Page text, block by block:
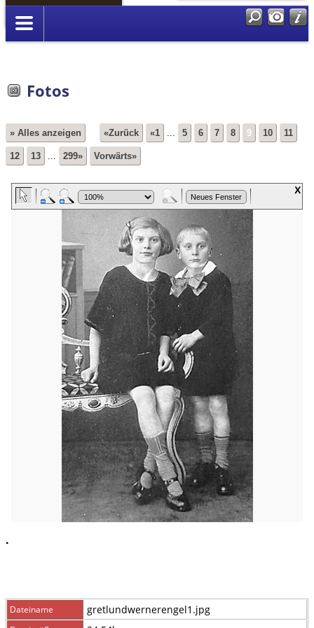
Anmelden
Fotos
» Alles anzeigen «Zurück «1 ... 5 6 7 8 9 10 11
12 13 ... 299» Vorwärts»
.
Dateiname gretlundwernerengel1.jpg